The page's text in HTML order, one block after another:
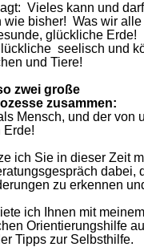
Vieles kann und
wie bisher! Was wir alle
glückliche Erde!
seelisch und
und Tiere!
zwei große
zusammen:
Mensch, und der von
Erde!
ich Sie in dieser Zeit
dabei,
zu erkennen
ich Ihnen mit
Orientierungshilfe
Tipps zur Selbsthilfe.